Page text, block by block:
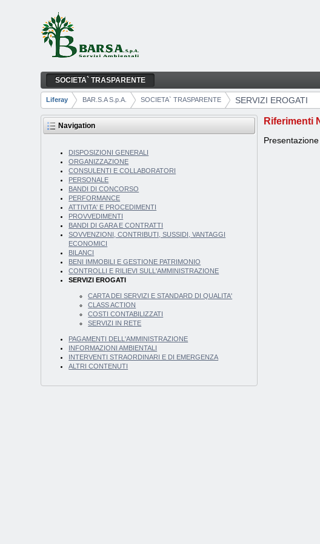
SERVIZI EROGATI
Navigation
SOCIETA` TRASPARENTE
Breadcrumbs
Liferay BAR.S.A S.p.A. SOCIETA` TRASPARENTE SERVIZI EROGATI
Navigation
DISPOSIZIONI GENERALI
ORGANIZZAZIONE
CONSULENTI E COLLABORATORI
PERSONALE
BANDI DI CONCORSO
PERFORMANCE
ATTIVITA' E PROCEDIMENTI
PROVVEDIMENTI
BANDI DI GARA E CONTRATTI
SOVVENZIONI, CONTRIBUTI, SUSSIDI, VANTAGGI
ECONOMICI
BILANCI
BENI IMMOBILI E GESTIONE PATRIMONIO
CONTROLLI E RILIEVI SULL'AMMINISTRAZIONE
SERVIZI EROGATI
CARTA DEI SERVIZI E STANDARD DI QUALITA'
CLASS ACTION
COSTI CONTABILIZZATI
SERVIZI IN RETE
PAGAMENTI DELL'AMMINISTRAZIONE
INFORMAZIONI AMBIENTALI
INTERVENTI STRAORDINARI E DI EMERGENZA
ALTRI CONTENUTI
Riferimenti